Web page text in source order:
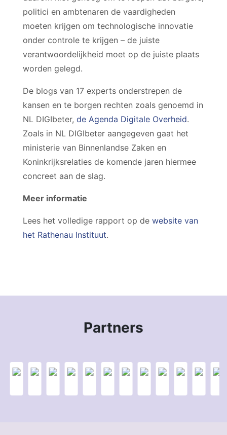
politici en ambtenaren de vaardigheden
moeten krijgen om technologische innovatie
onder controle te krijgen – de juiste
verantwoordelijkheid moet op de juiste plaats
worden gelegd.
De blogs van 17 experts onderstrepen de
kansen en te borgen rechten zoals genoemd in
NL DIGIbeter, de Agenda Digitale Overheid.
Zoals in NL DIGIbeter aangegeven gaat het
ministerie van Binnenlandse Zaken en
Koninkrijksrelaties de komende jaren hiermee
concreet aan de slag.
Meer informatie
Lees het volledige rapport op de website van
het Rathenau Instituut.
Partners